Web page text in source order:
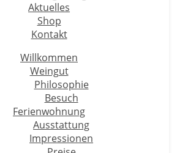
Aktuelles
Shop
Kontakt
Willkommen
Weingut
Philosophie
Besuch
Ferienwohnung
Ausstattung
Impressionen